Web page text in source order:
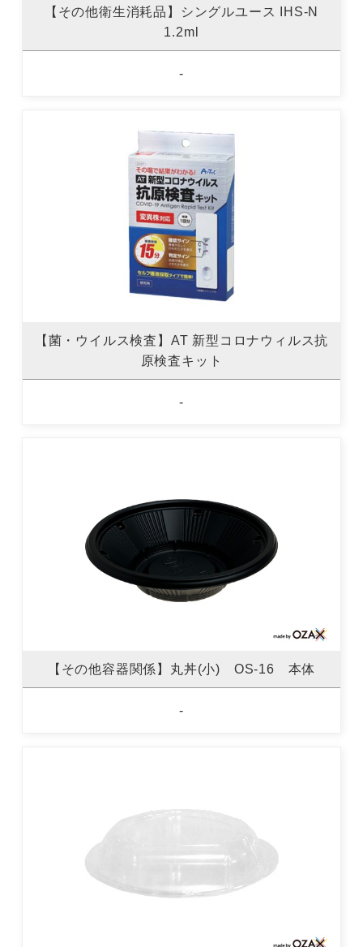
【その他衛生消耗品】シングルユース IHS-N
1.2ml
-
【菌・ウイルス検査】AT 新型コロナウィルス抗
原検査キット
-
【その他容器関係】丸丼(小) OS-16 本体
-